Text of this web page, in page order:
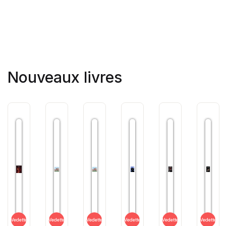
Nouveaux livres
Vedette Vedette Vedette Vedette Vedette Vedette